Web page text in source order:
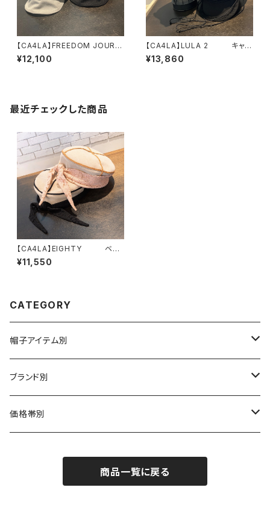
【CA4LA】FREEDOM JOURN
EY REPL 2 キャスケッ
ト DOU02098
¥12,100
【CA4LA】LULA 2 キャッ
プ SHK01316
¥13,860
最近チェックした商品
【CA4LA】EIGHTY ベレ
ー セーラーハット KTZ0
2329
¥11,550
CATEGORY
帽子アイテム別
ハット
布帛（布・ニット・レザー等）
キャスケット
ブランド別
CA4LA / カシラ
La Maison de Lyllis / ラメゾンドリリス
価格帯別
5,501〜11,000円
商品一覧に戻る